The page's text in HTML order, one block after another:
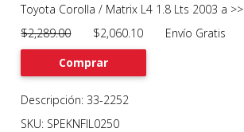
Previous
Toyota Corolla / Matrix L4 1.8 Lts 2003 a >>
$2,289.00$2,060.10 Envío Gratis
Comprar
Descripción: 33-2252
SKU: SPEKNFIL0250